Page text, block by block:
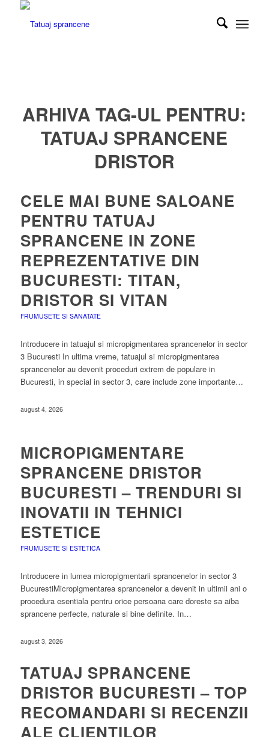
ARHIVA TAG-UL PENTRU:
TATUAJ SPRANCENE
DRISTOR
CELE MAI BUNE SALOANE
PENTRU TATUAJ
SPRANCENE IN ZONE
REPREZENTATIVE DIN
BUCURESTI: TITAN,
DRISTOR SI VITAN
FRUMUSETE SI SANATATE
Introducere in tatuajul si micropigmentarea sprancenelor in sector
3 Bucuresti In ultima vreme, tatuajul si micropigmentarea
sprancenelor au devenit proceduri extrem de populare in
Bucuresti, in special in sector 3, care include zone importante…
august 4, 2026
MICROPIGMENTARE
SPRANCENE DRISTOR
BUCURESTI – TRENDURI SI
INOVATII IN TEHNICI
ESTETICE
FRUMUSETE SI ESTETICA
Introducere in lumea micropigmentarii sprancenelor in sector 3
BucurestiMicropigmentarea sprancenelor a devenit in ultimii ani o
procedura esentiala pentru orice persoana care doreste sa aiba
sprancene perfecte, naturale si bine definite. In…
august 3, 2026
TATUAJ SPRANCENE
DRISTOR BUCURESTI – TOP
RECOMANDARI SI RECENZII
ALE CLIENTILOR